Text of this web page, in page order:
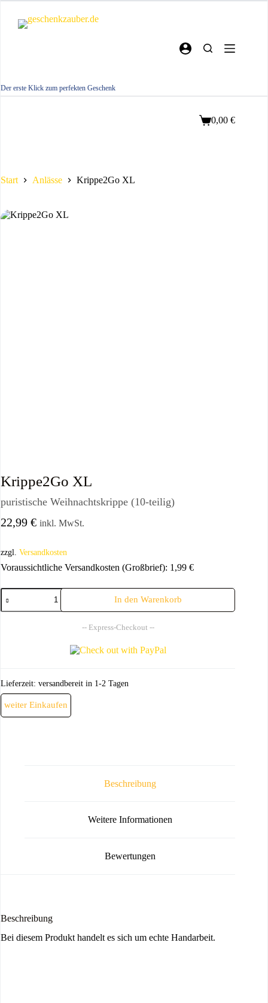
springen
Der erste Klick zum perfekten Geschenk
Warenkorb
0,00€
Start Anlässe Krippe2Go XL
Krippe2Go XL
puristische Weihnachtskrippe (10-teilig)
22,99 € inkl. MwSt.
zzgl. Versandkosten
Voraussichtliche Versandkosten (Großbrief): 1,99 €
Krippe2Go
XL
Menge
In den Warenkorb
-- Express-Checkout --
Lieferzeit: versandbereit in 1-2 Tagen
weiter Einkaufen
Beschreibung
Weitere Informationen
Bewertungen
Beschreibung
Bei diesem Produkt handelt es sich um echte Handarbeit.